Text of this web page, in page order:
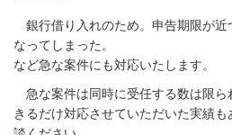
銀行借り入れのため。申告期限が近
なってしまった。
など急な案件にも対応いたします。
急な案件は同時に受任する数は限ら
きるだけ対応させていただいた実績